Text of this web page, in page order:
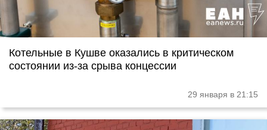
Котельные в Кушве оказались в критическом
состоянии из-за срыва концессии
29 января в 21:15